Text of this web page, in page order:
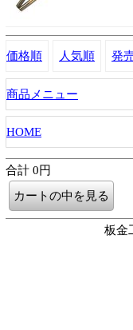
価格順 人気順 発
商品メニュー
HOME
合計 0円
板金